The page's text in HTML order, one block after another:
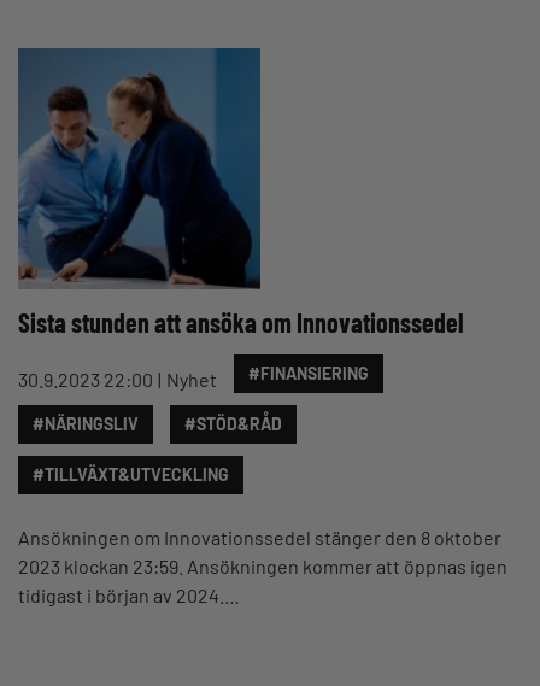
Sista stunden att ansöka om Innovationssedel
30.9.2023 22:00 Nyhet #FINANSIERING
#NÄRINGSLIV #STÖD&RÅD
#TILLVÄXT&UTVECKLING
Ansökningen om Innovationssedel stänger den 8 oktober
2023 klockan 23:59. Ansökningen kommer att öppnas igen
tidigast i början av 2024.…